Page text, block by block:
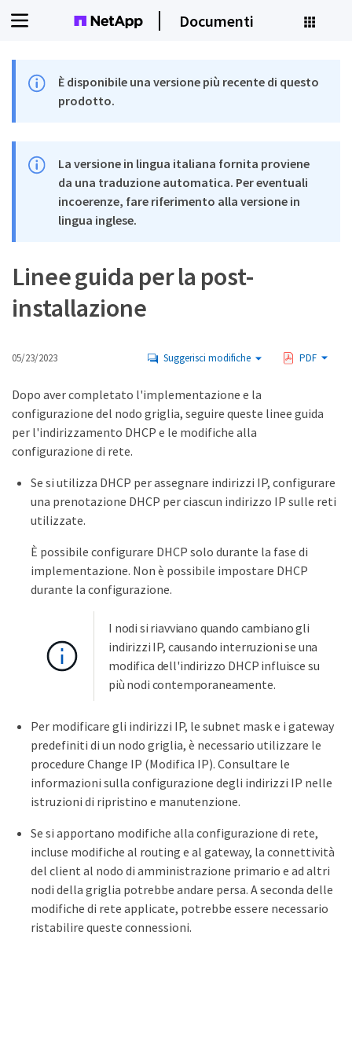
Documenti
È disponibile una versione più recente di questo
prodotto.
La versione in lingua italiana fornita proviene
da una traduzione automatica. Per eventuali
incoerenze, fare riferimento alla versione in
lingua inglese.
Linee guida per la post-
installazione
05/23/2023 Suggerisci modifiche PDF
Dopo aver completato l'implementazione e la
configurazione del nodo griglia, seguire queste linee guida
per l'indirizzamento DHCP e le modifiche alla
configurazione di rete.
Se si utilizza DHCP per assegnare indirizzi IP, configurare
una prenotazione DHCP per ciascun indirizzo IP sulle reti
utilizzate.
È possibile configurare DHCP solo durante la fase di
implementazione. Non è possibile impostare DHCP
durante la configurazione.
I nodi si riavviano quando cambiano gli
indirizzi IP, causando interruzioni se una
modifica dell'indirizzo DHCP influisce su
più nodi contemporaneamente.
Per modificare gli indirizzi IP, le subnet mask e i gateway
predefiniti di un nodo griglia, è necessario utilizzare le
procedure Change IP (Modifica IP). Consultare le
informazioni sulla configurazione degli indirizzi IP nelle
istruzioni di ripristino e manutenzione.
Se si apportano modifiche alla configurazione di rete,
incluse modifiche al routing e al gateway, la connettività
del client al nodo di amministrazione primario e ad altri
nodi della griglia potrebbe andare persa. A seconda delle
modifiche di rete applicate, potrebbe essere necessario
ristabilire queste connessioni.